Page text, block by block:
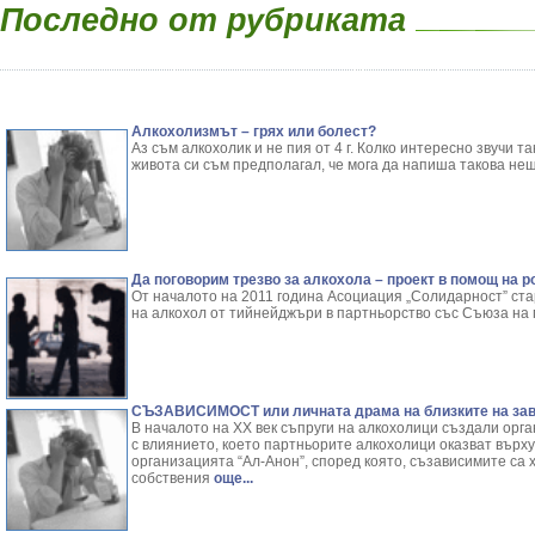
Последно от рубриката
Алкохолизмът – грях или болест?
Аз съм алкохолик и не пия от 4 г. Колко интересно звучи
живота си съм предполагал, че мога да напиша такова
Да поговорим трезво за алкохола – проект в помощ на
От началото на 2011 година Асоциация „Солидарност”
на алкохол от тийнейджъри в партньорство със Съюза на
СЪЗАВИСИМОСТ или личната драма на близките на
В началото на ХХ век съпруги на алкохолици създали
с влиянието, което партньорите алкохолици оказват
организацията “Ал-Анон”, според която, съзависимите са
собствения още...